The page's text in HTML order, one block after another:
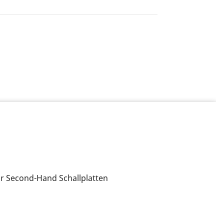
Second-Hand Schallplatten